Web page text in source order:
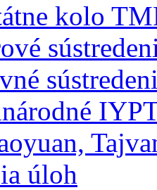
kolo
úloh